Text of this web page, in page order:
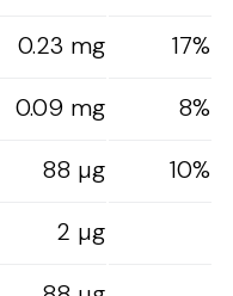
0.23 mg
17%
0.09 mg
8%
88 µg
10%
2 µg